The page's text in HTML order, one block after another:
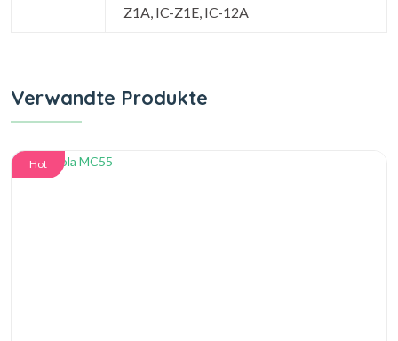
Z1A, IC-Z1E, IC-12A
Verwandte Produkte
Hot